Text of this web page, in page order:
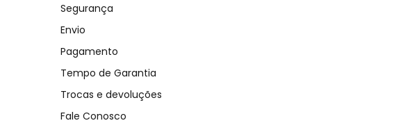
Segurança
Envio
Pagamento
Tempo de Garantia
Trocas e devoluções
Fale Conosco